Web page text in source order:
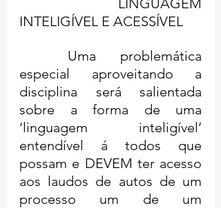
INTELIGÍVEL E ACESSÍVEL
especial aproveitando a
disciplina será salientada
sobre a forma de uma
‘linguagem inteligível’
entendível á todos que
possam e DEVEM ter acesso
aos laudos de autos de um
processo um de um